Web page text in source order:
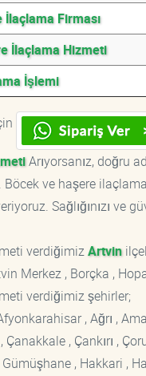
Firması
İlaçlama Hizmeti
İşlemi
Arıyorsanız, doğru
ve haşere
Sağlığınızı ve
verdiğimizArtvin
Merkez , Borçka ,
verdiğimiz şehirler;
, Ağrı ,
, Çankırı ,
, Hakkari ,